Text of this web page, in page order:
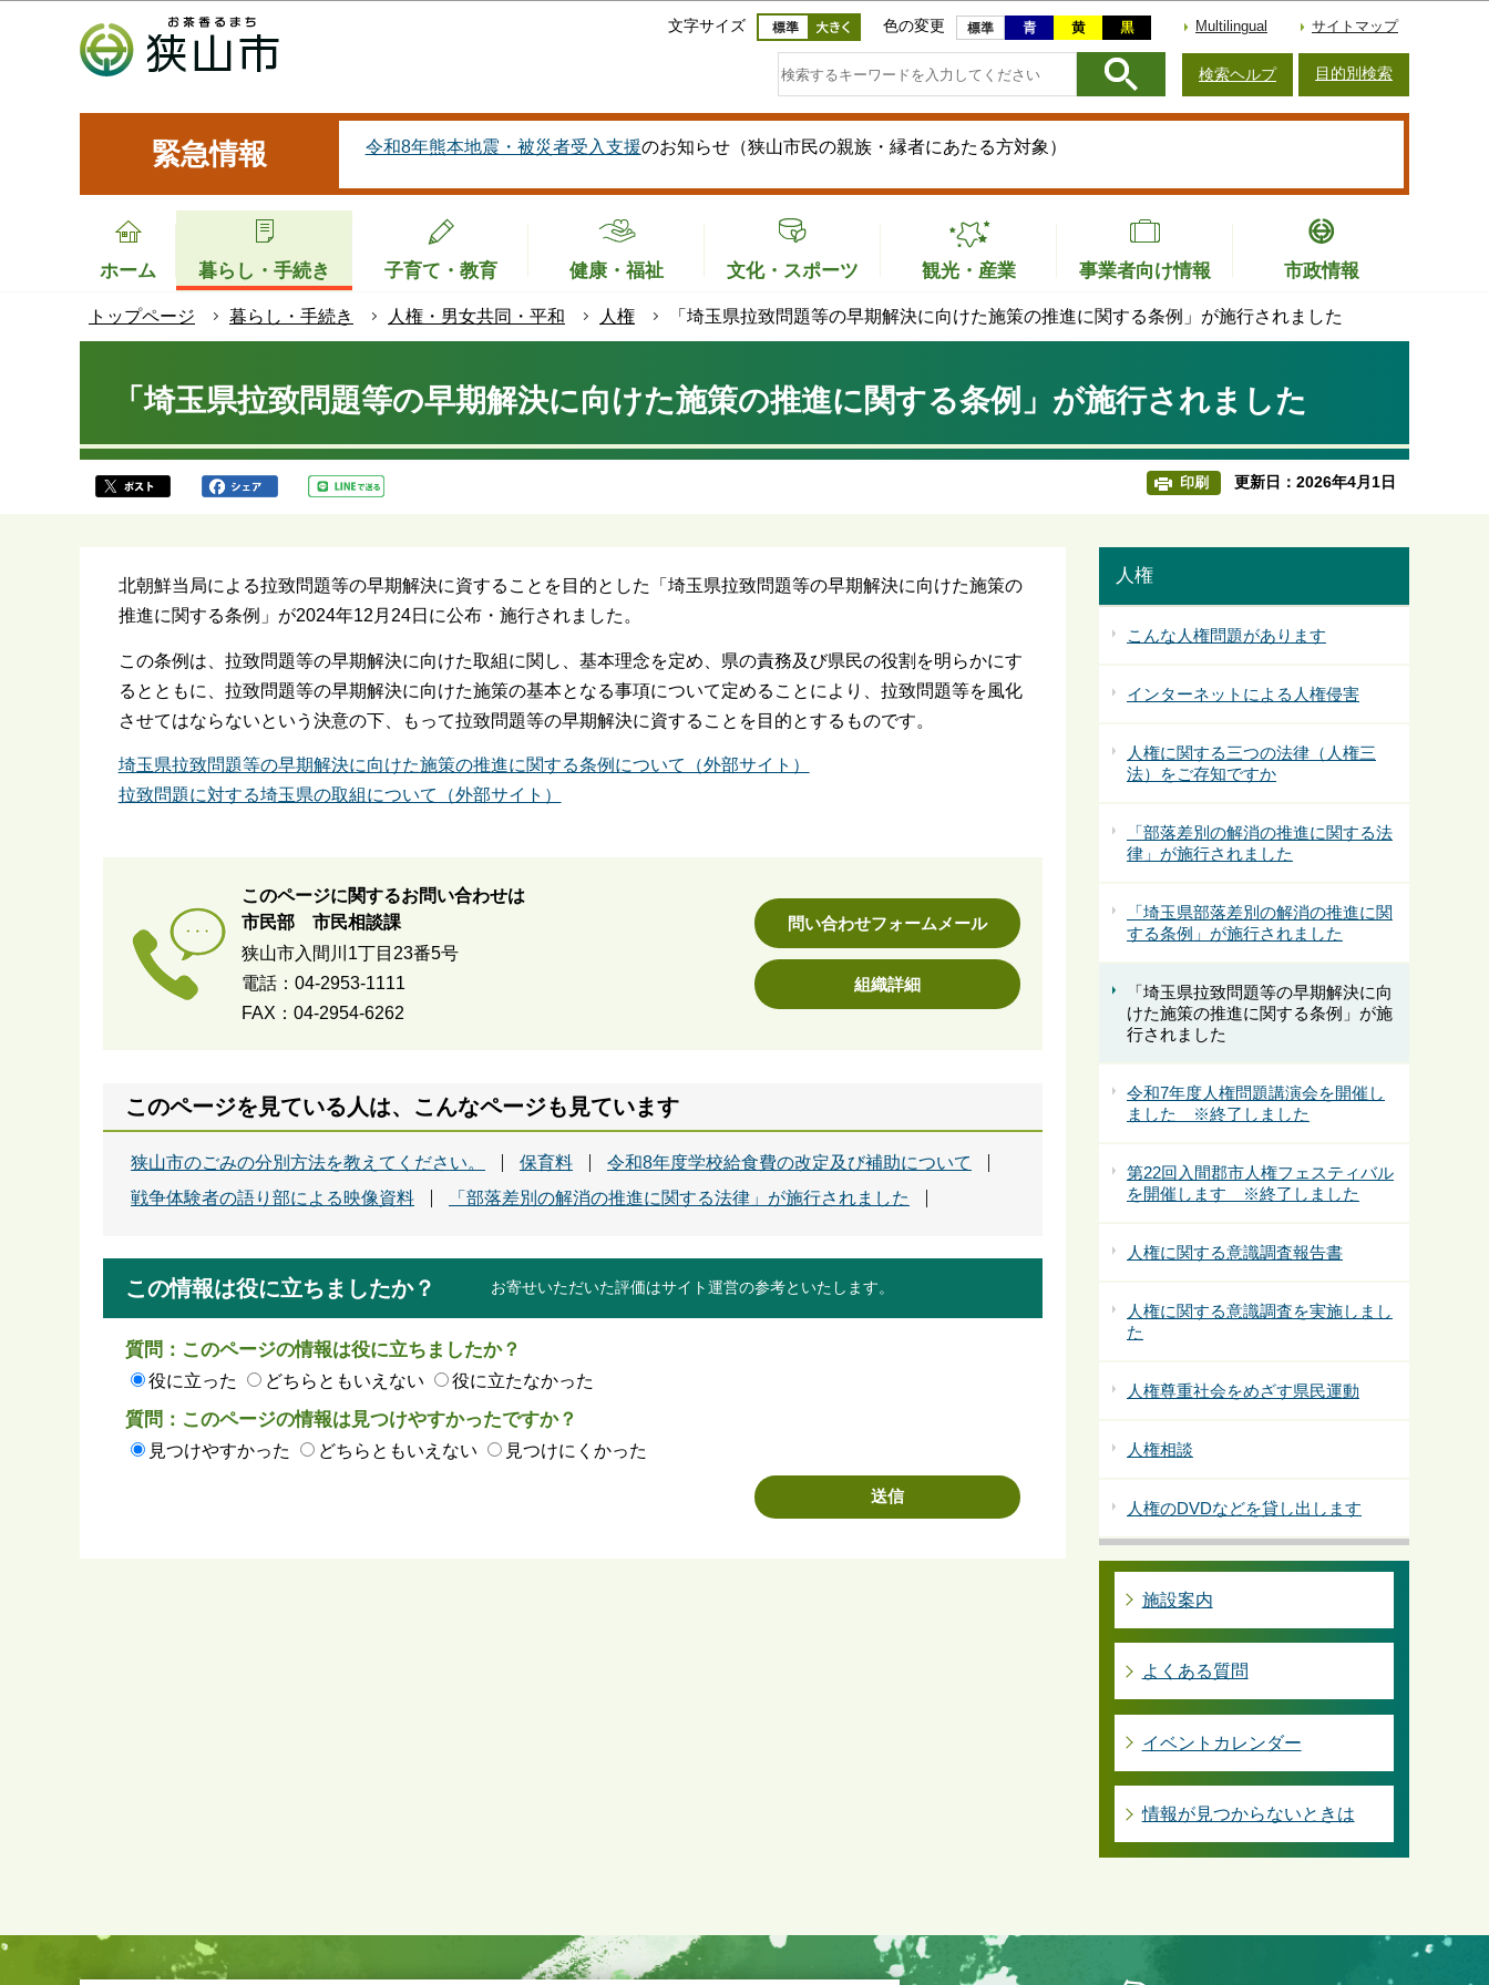
このページの本文へ移動
文字サイズ 色の変更 Multilingual サイトマップ
検索ヘルプ 目的別検索
緊急情報 令和8年熊本地震・被災者受入支援のお知らせ（狭山市民の親族・縁者にあたる方対象）
ホーム 暮らし・手続き 子育て・教育 健康・福祉 文化・スポーツ 観光・産業 事業者向け情報 市政情報
トップページ 暮らし・手続き 人権・男女共同・平和 人権 「埼玉県拉致問題等の早期解決に向けた施策の推進に関する条例」が施行されました
「埼玉県拉致問題等の早期解決に向けた施策の推進に関する条例」が施行されました
印刷 更新日：2026年4月1日
北朝鮮当局による拉致問題等の早期解決に資することを目的とした「埼玉県拉致問題等の早期解決に向けた施策の
推進に関する条例」が2024年12月24日に公布・施行されました。
この条例は、拉致問題等の早期解決に向けた取組に関し、基本理念を定め、県の責務及び県民の役割を明らかにす
るとともに、拉致問題等の早期解決に向けた施策の基本となる事項について定めることにより、拉致問題等を風化
させてはならないという決意の下、もって拉致問題等の早期解決に資することを目的とするものです。
埼玉県拉致問題等の早期解決に向けた施策の推進に関する条例について（外部サイト）
拉致問題に対する埼玉県の取組について（外部サイト）
このページに関するお問い合わせは
市民部 市民相談課
狭山市入間川1丁目23番5号
電話：04-2953-1111
FAX：04-2954-6262
問い合わせフォームメール
組織詳細
このページを見ている人は、こんなページも見ています
狭山市のごみの分別方法を教えてください。 保育料
令和8年度学校給食費の改定及び補助について
戦争体験者の語り部による映像資料
「部落差別の解消の推進に関する法律」が施行されました
この情報は役に立ちましたか？ お寄せいただいた評価はサイト運営の参考といたします。
質問：このページの情報は役に立ちましたか？
役に立った どちらともいえない 役に立たなかった
質問：このページの情報は見つけやすかったですか？
見つけやすかった どちらともいえない 見つけにくかった
人権
こんな人権問題があります
インターネットによる人権侵害
人権に関する三つの法律（人権三
法）をご存知ですか
「部落差別の解消の推進に関する法
律」が施行されました
「埼玉県部落差別の解消の推進に関
する条例」が施行されました
「埼玉県拉致問題等の早期解決に向
けた施策の推進に関する条例」が施
行されました
令和7年度人権問題講演会を開催し
ました ※終了しました
第22回入間郡市人権フェスティバル
を開催します ※終了しました
人権に関する意識調査報告書
人権に関する意識調査を実施しまし
た
人権尊重社会をめざす県民運動
人権相談
人権のDVDなどを貸し出します
施設案内
よくある質問
イベントカレンダー
情報が見つからないときは